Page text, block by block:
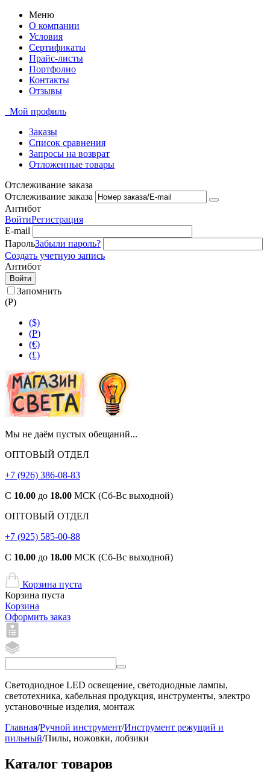
Меню
О компании
Условия
Сертификаты
Прайс-листы
Портфолио
Контакты
Отзывы
Мой профиль
Заказы
Список сравнения
Запросы на возврат
Отложенные товары
Отслеживание заказа
Отслеживание заказа
Антибот
ВойтиРегистрация
E-mail
ПарольЗабыли пароль?
Создать учетную запись
Антибот
Войти
Запомнить
(Р)
($)
(Р)
(€)
(£)
Мы не даём пустых обещаний...
ОПТОВЫЙ ОТДЕЛ
+7 (926) 386-08-83
С 10.00 до 18.00 МСК (Сб-Вс выходной)
ОПТОВЫЙ ОТДЕЛ
+7 (925) 585-00-88
С 10.00 до 18.00 МСК (Сб-Вс выходной)
Корзина пуста
Корзина пуста
Корзина
Оформить заказ
Светодиодное LED освещение, светодиодные лампы,
светотехника, кабельная продукция, инструменты, электро
установочные изделия, монтаж
Главная/Ручной инструмент/Инструмент режущий и
пильный/Пилы, ножовки, лобзики
Каталог товаров